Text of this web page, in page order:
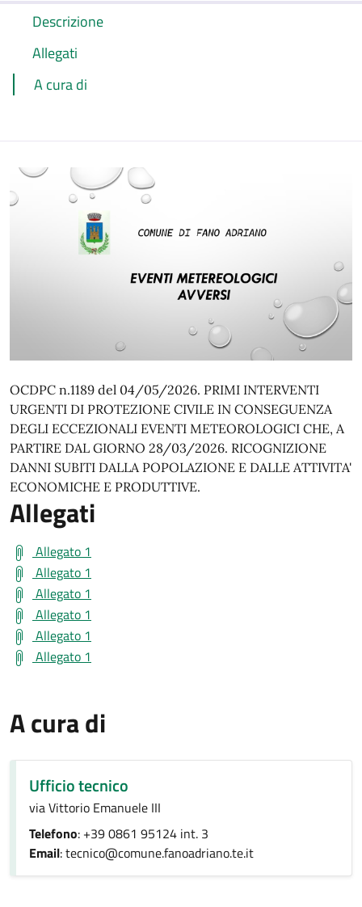
Descrizione
Allegati
A cura di
OCDPC n.1189 del 04/05/2026. PRIMI INTERVENTI
URGENTI DI PROTEZIONE CIVILE IN CONSEGUENZA
DEGLI ECCEZIONALI EVENTI METEOROLOGICI CHE, A
PARTIRE DAL GIORNO 28/03/2026. RICOGNIZIONE
DANNI SUBITI DALLA POPOLAZIONE E DALLE ATTIVITA'
ECONOMICHE E PRODUTTIVE.
Allegati
Allegato 1
Allegato 1
Allegato 1
Allegato 1
Allegato 1
Allegato 1
A cura di
Ufficio tecnico
via Vittorio Emanuele III
Telefono: +39 0861 95124 int. 3
Email: tecnico@comune.fanoadriano.te.it